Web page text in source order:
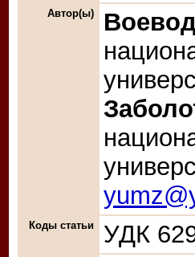
Автор(ы)
Коды статьи УДК